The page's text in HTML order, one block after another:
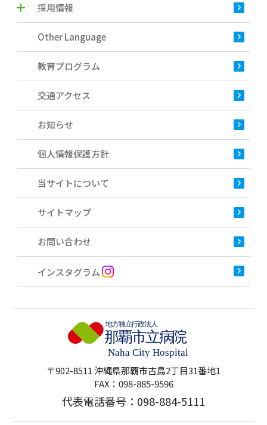
採用情報
Other Language
教育プログラム
交通アクセス
お知らせ
個人情報保護方針
当サイトについて
サイトマップ
お問い合わせ
インスタグラム
〒902-8511 沖縄県那覇市古島2丁目31番地1
FAX：098-885-9596
代表電話番号： 098-884-5111